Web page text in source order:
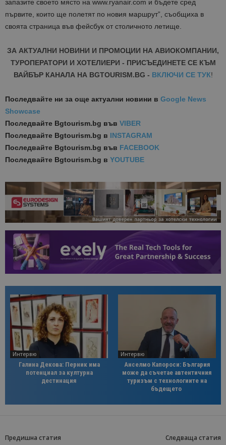
запазите своето място на www.ryanair.com и бъдете сред
първите, които ще полетят по новия маршрут”, съобщиха в
своята страница във фейсбук от столичното летище.
ЗА АКТУАЛНИ НОВИНИ И ПРОМОЦИИ НА АВИОКОМПАНИИ,
ТУРОПЕРАТОРИ И ХОТЕЛИЕРИ - ПРИСЪЕДИНЕТЕ СЕ КЪМ
ВАЙБЪР КАНАЛА НА BGTOURISM.BG - ВКЛЮЧИ СЕ ТУК!
Последвайте ни за още актуални новини в Google News
Showcase
Последвайте Bgtourism.bg във VIBER
Последвайте Bgtourism.bg в INSTAGRAM
Последвайте Bgtourism.bg във FACEBOOK
Последвайте Bgtourism.bg в YOUTUBE
Интервю
Галина Декова: Перник има
потенциал за културна
дестинация
Интервю
Анселмо Капороси: България
може да съчетае автентичния
туризъм с технологиите на
бъдещето
Предишна статия Следваща статия